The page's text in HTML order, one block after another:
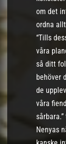
om det
ordna
“Tills
våra
så ditt
behöver
de
våra
Nenyas